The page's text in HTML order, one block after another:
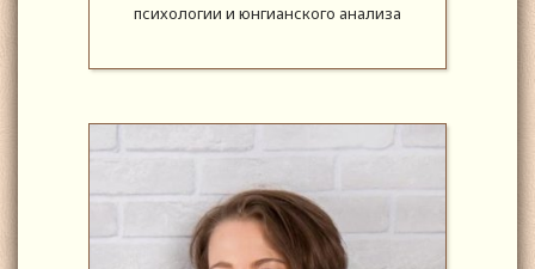
психологии и юнгианского анализа